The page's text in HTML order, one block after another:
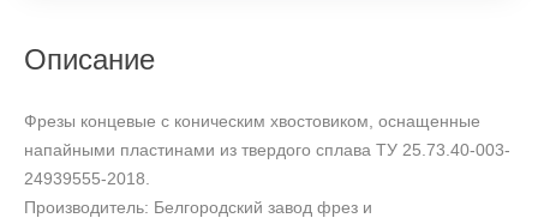
Описание
Фрезы концевые с коническим хвостовиком, оснащенные
напайными пластинами из твердого сплава ТУ 25.73.40-003-
24939555-2018.
Производитель: Белгородский завод фрез и